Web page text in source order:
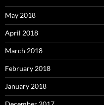
May 2018
April 2018
March 2018
February 2018
January 2018